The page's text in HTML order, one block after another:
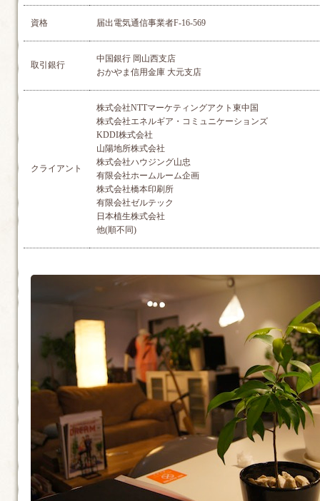
資格 届出電気通信事業者F-16-569
取引銀行
中国銀行 岡山西支店
おかやま信用金庫 大元支店
クライアント
株式会社NTTマーケティングアクト東中国
株式会社エネルギア・コミュニケーションズ
KDDI株式会社
山陽地所株式会社
株式会社ハウジング山忠
有限会社ホームルーム企画
株式会社橋本印刷所
有限会社ゼルテック
日本植生株式会社
他(順不同)